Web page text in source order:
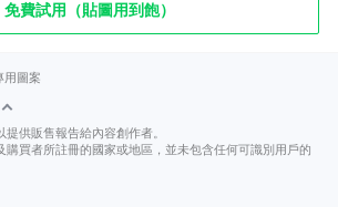
免費試用（貼圖用到飽）
用圖案
供販售報告給內容創作者。
購買者所註冊的國家或地區，並未包含任何可識別用戶的